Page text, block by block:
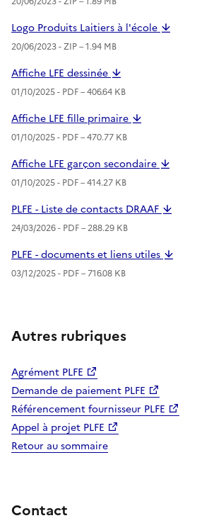
Logo Produits Laitiers à l'école
20/06/2023 -ZIP– 1.94 MB
Affiche LFE dessinée
01/10/2025 - PDF– 406.64 KB
Affiche LFE fille primaire
01/10/2025 - PDF– 470.77 KB
Affiche LFE garçon secondaire
01/10/2025 - PDF– 414.27 KB
PLFE - Liste de contacts DRAAF
24/03/2026 - PDF– 288.29 KB
PLFE - documents et liens utiles
03/12/2025 - PDF– 716.08 KB
Autres rubriques
Agrément PLFE
Demande de paiement PLFE
Référencement fournisseur PLFE
Appel à projet PLFE
Retour au sommaire
Contact